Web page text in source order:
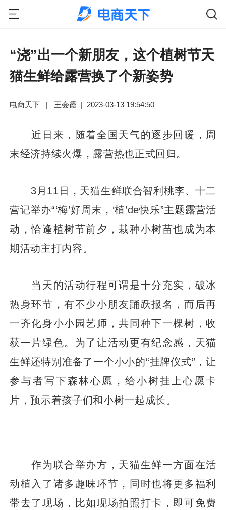
“浇”出一个新朋友，这个植树节天
猫生鲜给露营换了个新姿势
电商天下 | 王会霞 | 2023-03-13 19:54:50
近日来，随着全国天气的逐步回暖，周
末经济持续火爆，露营热也正式回归。
3月11日，天猫生鲜联合智利桃李、十二
营记举办“‘梅’好周末，‘植’de快乐”主题露营活
动，恰逢植树节前夕，栽种小树苗也成为本
期活动主打内容。
当天的活动行程可谓是十分充实，破冰
热身环节，有不少小朋友踊跃报名，而后再
一齐化身小小园艺师，共同种下一棵树，收
获一片绿色。为了让活动更有纪念感，天猫
生鲜还特别准备了一个小小的“挂牌仪式”，让
参与者写下森林心愿，给小树挂上心愿卡
片，预示着孩子们和小树一起成长。
作为联合举办方，天猫生鲜一方面在活
动植入了诸多趣味环节，同时也将更多福利
带去了现场，比如现场拍照打卡，即可免费